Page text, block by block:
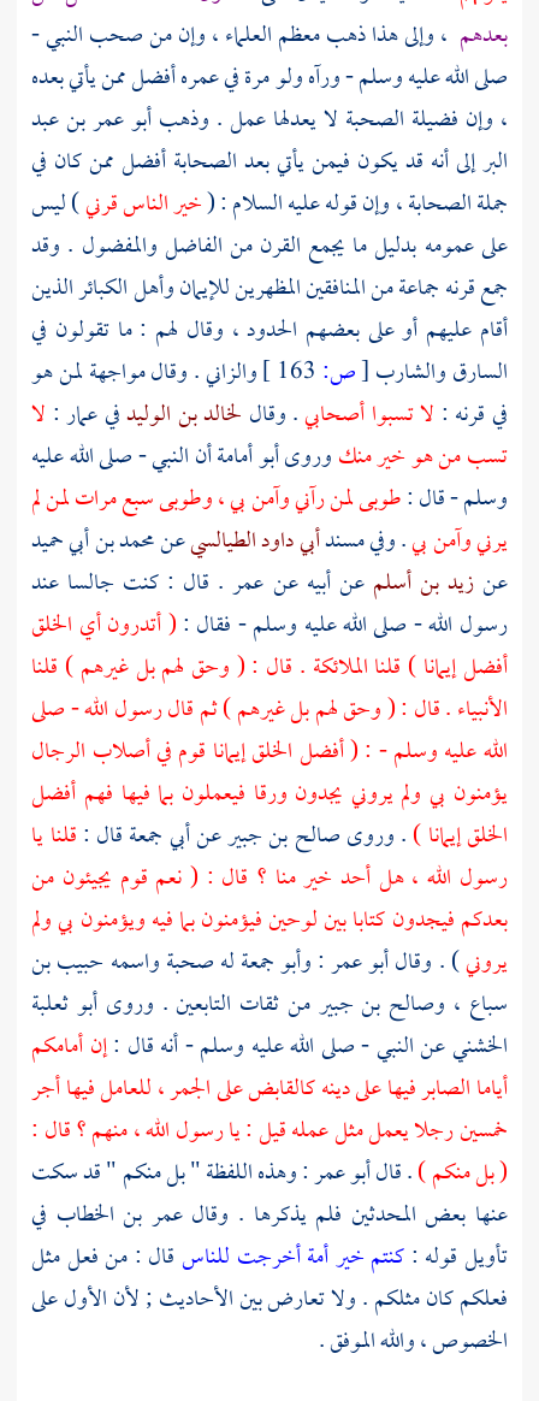
بعدهم ، وإلى هذا ذهب معظم العلماء ، وإن من صحب النبي -
صلى الله عليه وسلم - ورآه ولو مرة في عمره أفضل ممن يأتي بعده
، وإن فضيلة الصحبة لا يعدلها عمل . وذهبأبو عمر بن عبد
البرإلى أنه قد يكون فيمن يأتي بعد الصحابة أفضل ممن كان في
جملة الصحابة ، وإن قوله عليه السلام : (خير الناس قرني) ليس
على عمومه بدليل ما يجمع القرن من الفاضل والمفضول . وقد
جمع قرنه جماعة من المنافقين المظهرين للإيمان وأهل الكبائر الذين
أقام عليهم أو على بعضهم الحدود ، وقال لهم : ما تقولون في
السارق والشارب[ص:
والزاني . وقال مواجهة لمن هو
في قرنه : لا تسبوا أصحابي. وقال لخالد بن الوليدفيعمار: لا
تسب من هو خير منكوروىأبو أمامةأن النبي - صلى الله عليه
وسلم - قال :طوبى لمن رآني وآمن بي ، وطوبى سبع مرات لمن لم
يرني وآمن بي. وفي مسندأبي داود الطيالسيعنمحمد بن أبي حميد
عنزيد بن أسلمعن أبيه عن عمر . قال : كنت جالسا عند
رسول الله - صلى الله عليه وسلم - فقال :( أتدرون أي الخلق
أفضل إيمانا ) قلنا الملائكة . قال : ( وحق لهم بل غيرهم ) قلنا
الأنبياء . قال : ( وحق لهم بل غيرهم ) ثم قال رسول الله - صلى
الله عليه وسلم - : ( أفضل الخلق إيمانا قوم في أصلاب الرجال
يؤمنون بي ولم يروني يجدون ورقا فيعملون بما فيها فهم أفضل
الخلق إيمانا ). وروىصالح بن جبيرعنأبي جمعةقال :قلنا يا
رسول الله ، هل أحد خير منا ؟ قال : ( نعم قوم يجيئون من
بعدكم فيجدون كتابا بين لوحين فيؤمنون بما فيه ويؤمنون بي ولم
يروني) . وقالأبو عمر:وأبو جمعةله صحبة واسمه حبيب بن
سباع ، وصالح بن جبيرمن ثقات التابعين . وروى أبو ثعلبة
الخشنيعن النبي - صلى الله عليه وسلم - أنه قال :إن أمامكم
أياما الصابر فيها على دينه كالقابض على الجمر ، للعامل فيها أجر
خمسين رجلا يعمل مثل عمله قيل : يا رسول الله ، منهم ؟ قال :
( بل منكم ). قالأبو عمر: وهذه اللفظة " بل منكم " قد سكت
عنها بعض المحدثين فلم يذكرها . وقالعمر بن الخطاب في
تأويل قوله :كنتم خير أمة أخرجت للناسقال : من فعل مثل
فعلكم كان مثلكم . ولا تعارض بين الأحاديث ; لأن الأول على
الخصوص ، والله الموفق .